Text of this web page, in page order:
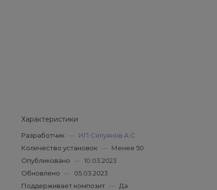
Характеристики
Разработчик — ИП Силуянов А.С.
Количество установок — Менее 50
Опубликовано — 10.03.2023
Обновлено — 05.03.2023
Поддерживает композит — Да